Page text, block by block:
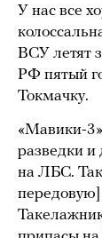
У нас все
ВСУ летят
РФ пятый
Токмачку.
«Мавики-
разведки и
на ЛБС.
передовую]